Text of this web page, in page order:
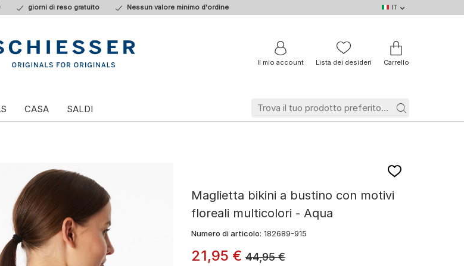
giorni di reso gratuito Nessun valore minimo d'ordine
IT
DE
IT
BE
FR
Il mio account Lista dei desideri Carrello
CASA SALDI
Maglietta bikini a bustino con motivi
floreali multicolori - Aqua
Numero di articolo: 182689-915
21,95 €44,95€